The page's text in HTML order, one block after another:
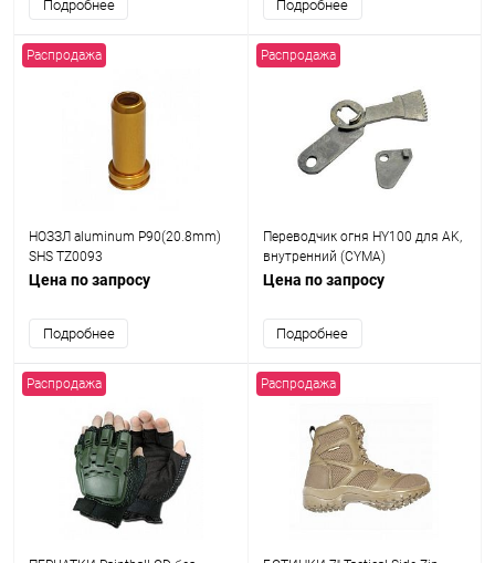
Подробнее Подробнее
Распродажа
НОЗЗЛ aluminum P90(20.8mm)
SHS TZ0093
Цена по запросу
Подробнее
Распродажа
Переводчик огня HY100 для AK,
внутренний (CYMA)
Цена по запросу
Подробнее
Распродажа Распродажа